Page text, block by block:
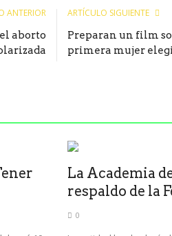
ANTERIOR
aborto
ARTÍCULO SIGUIENTE
Preparan un film
primera mujer
La Academia
respaldo de la
0